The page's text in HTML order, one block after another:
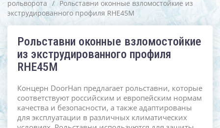
рольворота / Рольставни оконные взломостойкие из
экструдированного профиля RHE45M
Рольставни оконные взломостойкие
из экструдированного профиля
RHE45M
Концерн DoorHan предлагает рольставни, которые
соответствуют российским и европейским нормам
качества и безопасности, а также адаптированы
для эксплуатации в различных климатических